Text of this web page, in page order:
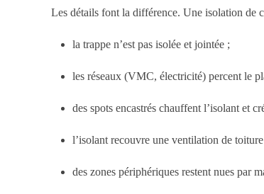
Les détails font la différence. Une isolation de
la trappe n’est pas isolée et jointée ;
les réseaux (VMC, électricité) percent le
des spots encastrés chauffent l’isolant et
l’isolant recouvre une ventilation de
des zones périphériques restent nues par